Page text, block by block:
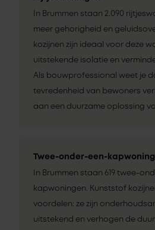
In Brummen staan 2.090
meer gehorigheid en
kozijnen zijn ideaal voor deze
uitstekende isolatie en
Als bouwprofessional weet je
tevredenheid van bewoners
aan een duurzame oplossing
Twee-onder-een-
In Brummen staan 619 twee-
kapwoningen. Kunststof
voordelen: ze zijn
uitstekend en verhogen de